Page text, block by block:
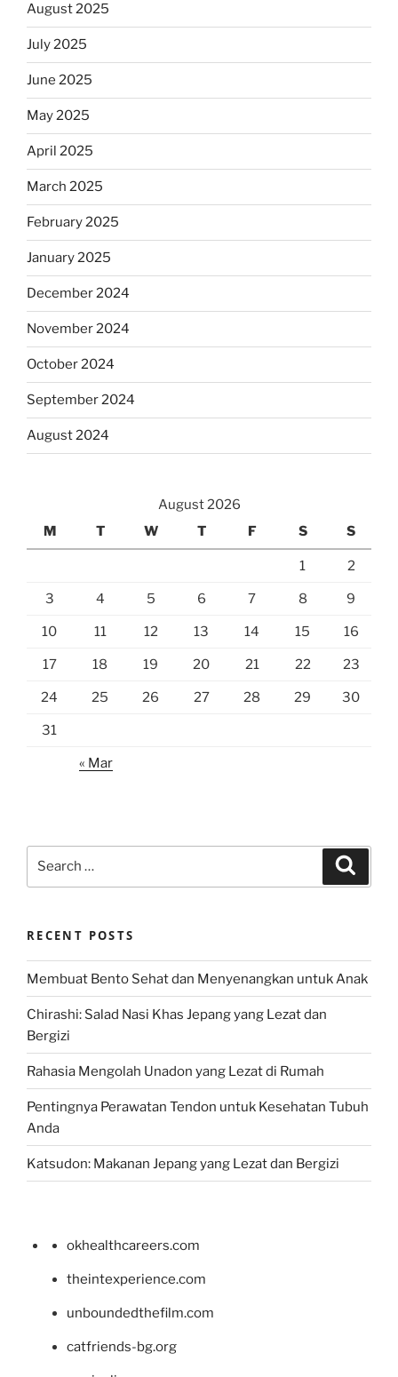
August 2025
July 2025
June 2025
May 2025
April 2025
March 2025
February 2025
January 2025
December 2024
November 2024
October 2024
September 2024
August 2024
August 2026
M
T W T F S S
1 2
3 4 5 6 7 8 9
10 11 12 13 14 15 16
17 18 19 20 21 22 23
24 25 26 27 28 29 30
31
« Mar
RECENT POSTS
Membuat Bento Sehat dan Menyenangkan untuk Anak
Chirashi: Salad Nasi Khas Jepang yang Lezat dan
Bergizi
Rahasia Mengolah Unadon yang Lezat di Rumah
Pentingnya Perawatan Tendon untuk Kesehatan Tubuh
Anda
Katsudon: Makanan Jepang yang Lezat dan Bergizi
okhealthcareers.com
theintexperience.com
unboundedthefilm.com
catfriends-bg.org